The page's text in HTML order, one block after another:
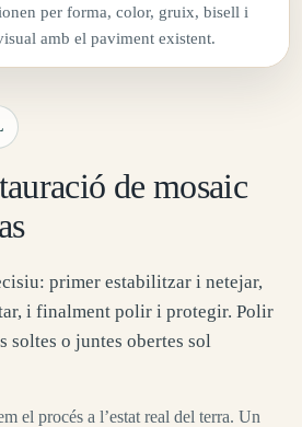
per forma, color, gruix, bisell i
amb el paviment existent.
de mosaic
primer estabilitzar i netejar,
i finalment polir i protegir. Polir
soltes o juntes obertes sol
el procés a l’estat real del terra. Un